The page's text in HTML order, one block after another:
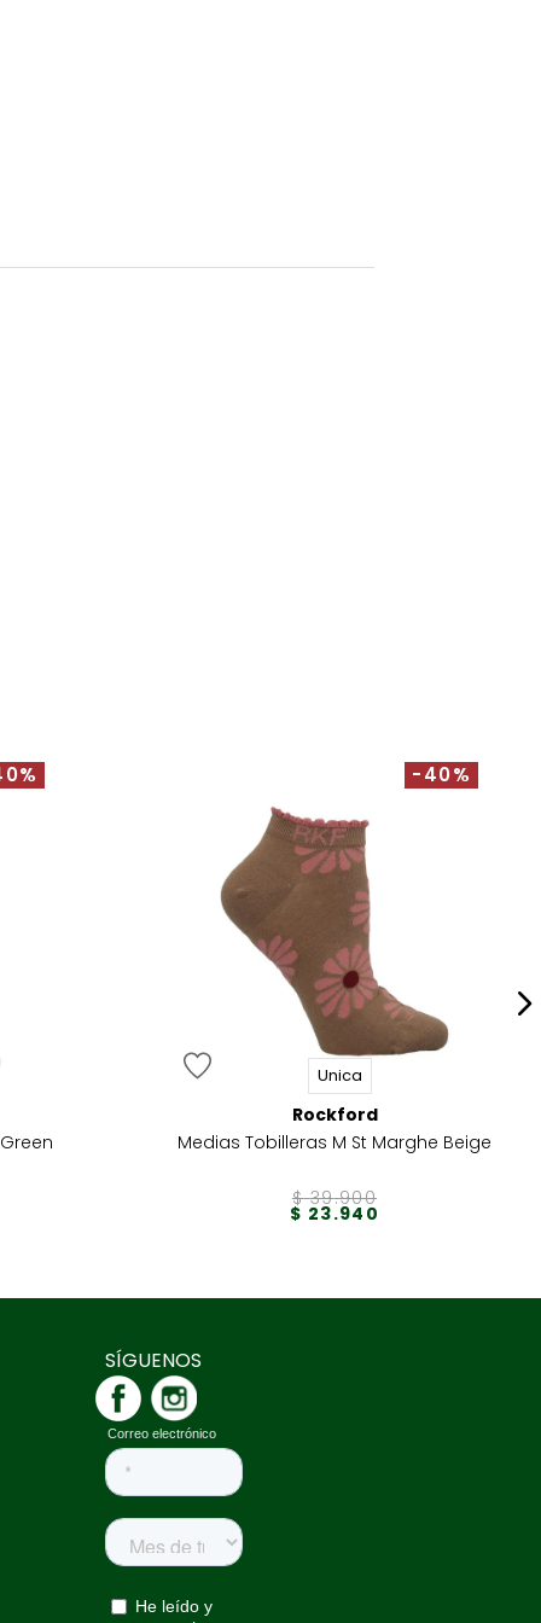
-40%
Unica
Rockford
Medias Tobilleras M St Marghe Beige
$ 39.900
$ 23.940
SÍGUENOS